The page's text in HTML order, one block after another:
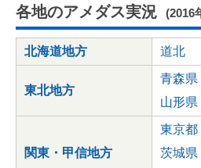
各地のアメダス実況 (2016
北海道地方 道北
東北地方
青森県
山形県
関東・甲信地方
東京都
茨城県